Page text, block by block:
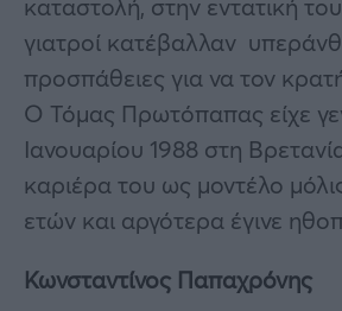
γιατροί κατέβαλλαν
προσπάθειες για να τον
Ο Τόμας Πρωτόπαπας είχε
Ιανουαρίου 1988 στη
καριέρα του ως μοντέλο
ετών και αργότερα έγινε
Κωνσταντίνος Παπαχρόνης